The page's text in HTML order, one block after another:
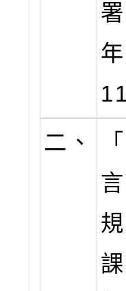
二、